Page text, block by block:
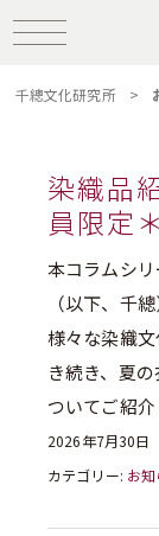
千總文化研究所 >
染織品
員限定＊
本コラムシ
（以下、千
様々な染織
き続き、夏
ついてご紹
2026年7月30日
カテゴリー: お知